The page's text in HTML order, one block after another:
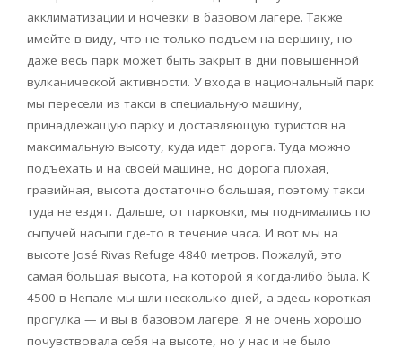
акклиматизации и ночевки в базовом лагере. Также
имейте в виду, что не только подъем на вершину, но
даже весь парк может быть закрыт в дни повышенной
вулканической активности. У входа в национальный парк
мы пересели из такси в специальную машину,
принадлежащую парку и доставляющую туристов на
максимальную высоту, куда идет дорога. Туда можно
подъехать и на своей машине, но дорога плохая,
гравийная, высота достаточно большая, поэтому такси
туда не ездят. Дальше, от парковки, мы поднимались по
сыпучей насыпи где-то в течение часа. И вот мы на
высоте José Rivas Refuge 4840 метров. Пожалуй, это
самая большая высота, на которой я когда-либо была. К
4500 в Непале мы шли несколько дней, а здесь короткая
прогулка — и вы в базовом лагере. Я не очень хорошо
почувствовала себя на высоте, но у нас и не было